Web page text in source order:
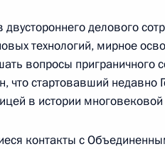
Украины
делового
технологий, мирное
вопросы приграничного
что стартовавший недавно
в истории
контакты с